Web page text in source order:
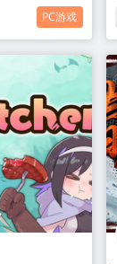
PC游戏